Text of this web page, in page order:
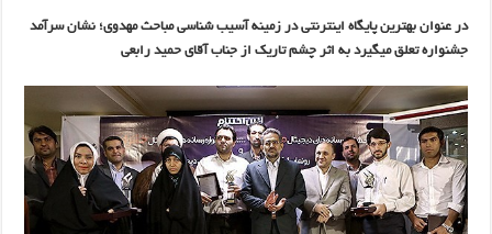
در عنوان بهترین پایگاه اینترنتی در زمینه آسیب شناسی مباحث مهدوی؛ نشان سرآمد
جشنواره تعلق می­گیرد به اثر چشم تاریک از جناب آقای حمید رابعی